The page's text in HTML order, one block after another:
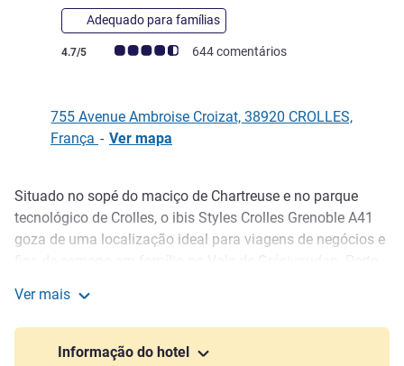
Adequado para famílias
Nota clientes Avis (Classificação ALL)
4.7/5 644 comentários
755 Avenue Ambroise Croizat, 38920 CROLLES,
França - Ver mapa
Descrição
Situado no sopé do maciço de Chartreuse e no parque
tecnológico de Crolles, o ibis Styles Crolles Grenoble A41
goza de uma localização ideal para viagens de negócios e
Hilaire-du-Touvet e do recinto da Coupe Icare, é perfeito
para eventos empresariais ou para uma estadia ao ar livre!
O hotel dispõe de um estacionamento grátis com 40
Ver mais
Informação do hotel